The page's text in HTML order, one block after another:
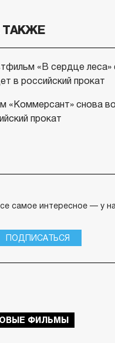
ТАКЖЕ
«В сердце леса»
в российский прокат
«Коммерсант» снова
прокат
самое интересное — у
ПОДПИСАТЬСЯ
ФИЛЬМЫ